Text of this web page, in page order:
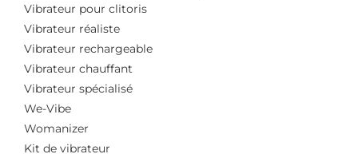
Vibrateur pour clitoris
Vibrateur réaliste
Vibrateur rechargeable
Vibrateur chauffant
Vibrateur spécialisé
We-Vibe
Womanizer
Kit de vibrateur